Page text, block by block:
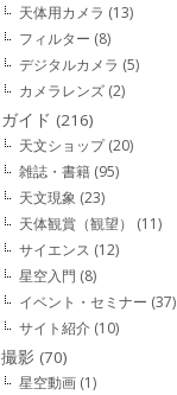
天体用カメラ (13)
フィルター (8)
デジタルカメラ (5)
カメラレンズ (2)
ガイド (216)
天文ショップ(20)
雑誌・書籍 (95)
天文現象 (23)
天体観賞（観望）
(11)
サイエンス (12)
星空入門 (8)
イベント・セミナー (37)
サイト紹介 (10)
撮影 (70)
星空動画 (1)